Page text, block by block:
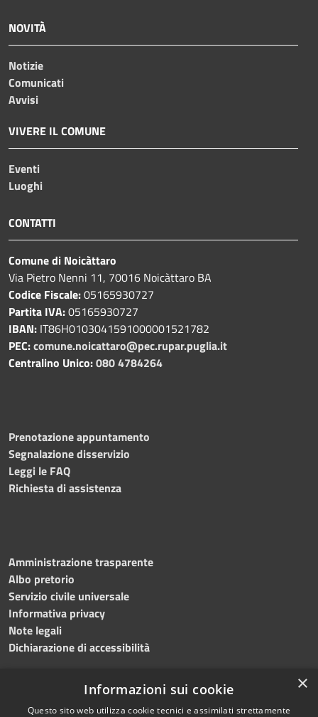
NOVITÀ
Notizie
Comunicati
Avvisi
VIVERE IL COMUNE
Eventi
Luoghi
CONTATTI
Comune di Noicàttaro
Via Pietro Nenni 11, 70016 Noicàttaro BA
Codice Fiscale:05165930727
Partita IVA:05165930727
IBAN: IT86H0103041591000001521782
PEC:comune.noicattaro@pec.rupar.puglia.it
Centralino Unico:080 4784264
Prenotazione appuntamento
Segnalazione disservizio
Leggi le FAQ
Richiesta di assistenza
Amministrazione trasparente
Albo pretorio
Servizio civile universale
Informativa privacy
Note legali
Dichiarazione di accessibilità
×
Informazioni sui cookie
Questo sito web utilizza cookie tecnici e assimilati strettamente